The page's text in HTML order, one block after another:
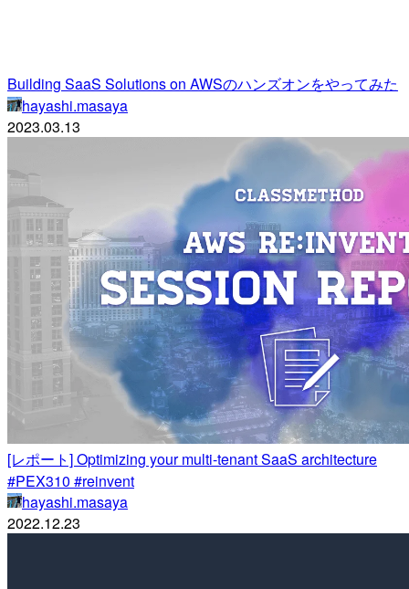
Building SaaS Solutions on AWSのハンズオンをやってみた
hayashi.masaya
2023.03.13
[レポート] Optimizing your multi-tenant SaaS architecture
#PEX310 #reinvent
hayashi.masaya
2022.12.23